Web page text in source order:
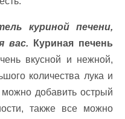
куриной печени,
вас.
Куриная печень
вкусной и нежной,
количества лука и
добавить острый
также все можно